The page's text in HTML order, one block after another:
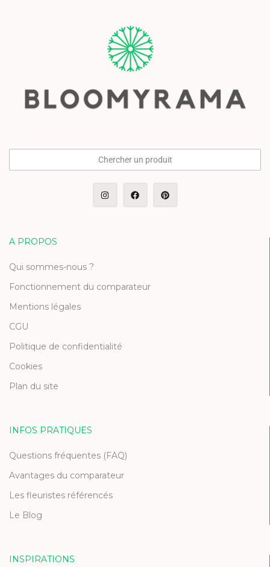
Chercher un produit
A PROPOS
Qui sommes-nous ?
Fonctionnement du comparateur
Mentions légales
CGU
Politique de confidentialité
Cookies
Plan du site
INFOS PRATIQUES
Questions fréquentes (FAQ)
Avantages du comparateur
Les fleuristes référencés
Le Blog
INSPIRATIONS